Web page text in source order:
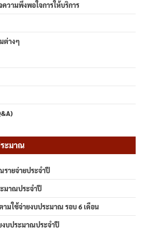
ความพึงพอใจการให้บริการ
ต่างๆ
ระมาณ
ายจ่ายประจำปี
มาณประจำปี
ามใช้จ่ายงบประมาณ รอบ 6 เดือน
งบประมาณประจำปี